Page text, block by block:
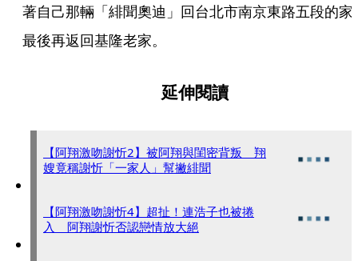
著自己那輛「緋聞奧迪」回台北市南京東路五段的家
最後再返回基隆老家。
延伸閱讀
【阿翔激吻謝忻2】被阿翔與閨密背叛 翔
嫂竟稱謝忻「一家人」幫撇緋聞
【阿翔激吻謝忻4】超扯！連浩子也被捲
入 阿翔謝忻否認戀情放大絕